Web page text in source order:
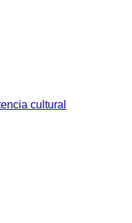
cultural